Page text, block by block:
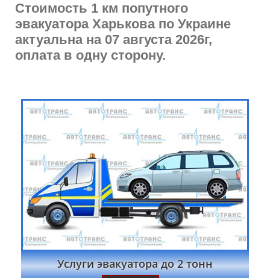
Стоимость 1 км попутного
эвакуатора Харькова по Украине
актуальна на 07 августа 2026г,
оплата в одну сторону.
Услуги эвакуатора до 2 тонн